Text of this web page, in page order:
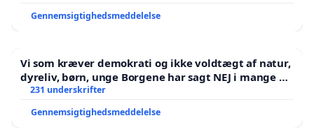
Gennemsigtighedsmeddelelse
Vi som kræver demokrati og ikke voldtægt af natur,
dyreliv, børn, unge Borgene har sagt NEJ i mange år.
Der er
231 underskrifter
Gennemsigtighedsmeddelelse